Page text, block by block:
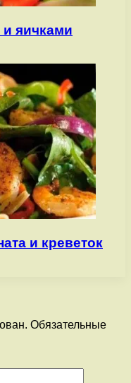
и яичками
и креветок
Обязательные